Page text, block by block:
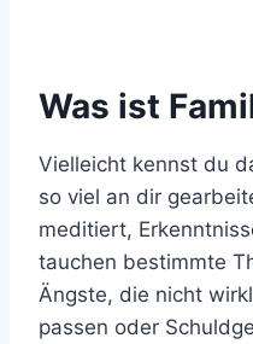
Was ist
Vielleicht kennst du
so viel an dir
meditiert,
tauchen bestimmte
Ängste, die nicht
passen oder